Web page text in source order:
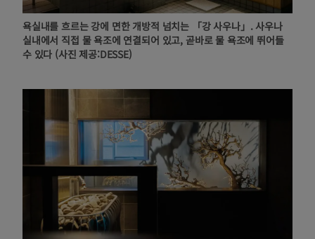
욕실내를 흐르는 강에 면한 개방적 넘치는 「강 사우나」. 사우나
실내에서 직접 물 욕조에 연결되어 있고, 곧바로 물 욕조에 뛰어들
수 있다 (사진 제공:DESSE)